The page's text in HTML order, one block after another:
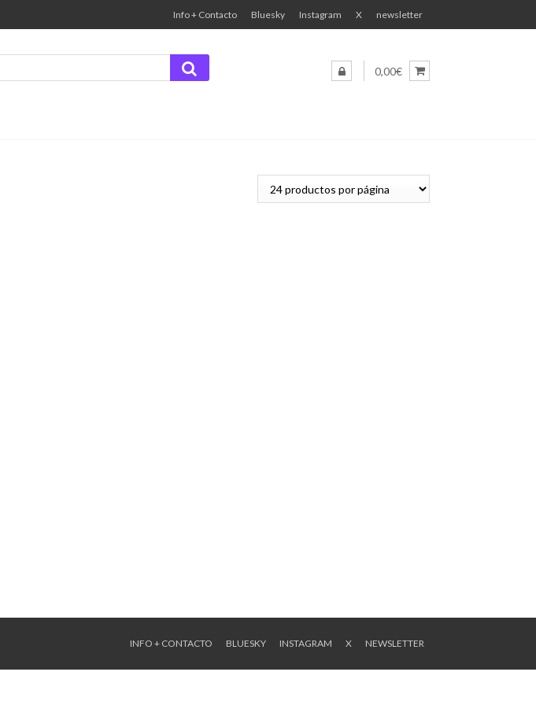
Info + Contacto Bluesky Instagram X newsletter
0,00€
INFO + CONTACTO BLUESKY INSTAGRAM X NEWSLETTER